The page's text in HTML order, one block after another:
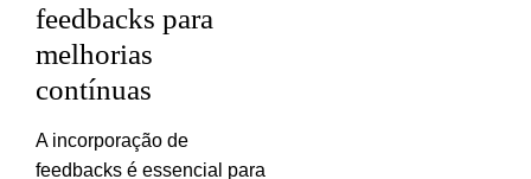
feedbacks para
melhorias
contínuas
A incorporação de
feedbacks é essencial para